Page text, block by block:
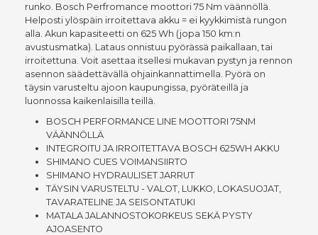
runko. Bosch Perfromance moottori 75 Nm väännöllä.
Helposti ylöspäin irroitettava akku = ei kyykkimistä rungon
alla. Akun kapasiteetti on 625 Wh (jopa 150 km:n
avustusmatka). Lataus onnistuu pyörässä paikallaan, tai
irroitettuna. Voit asettaa itsellesi mukavan pystyn ja rennon
asennon säädettävällä ohjainkannattimella. Pyörä on
täysin varusteltu ajoon kaupungissa, pyöräteillä ja
luonnossa kaikenlaisilla teillä.
BOSCH PERFORMANCE LINE MOOTTORI 75NM
VÄÄNNÖLLÄ
INTEGROITU JA IRROITETTAVA BOSCH 625WH AKKU
SHIMANO CUES VOIMANSIIRTO
SHIMANO HYDRAULISET JARRUT
TÄYSIN VARUSTELTU - VALOT, LUKKO, LOKASUOJAT,
TAVARATELINE JA SEISONTATUKI
MATALA JALANNOSTOKORKEUS SEKÄ PYSTY
AJOASENTO